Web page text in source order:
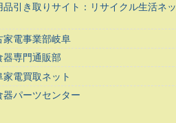
品引き取りサイト：リサイクル生活ネッ
家電事業部岐阜
器専門通販部
家電買取ネット
器パーツセンター